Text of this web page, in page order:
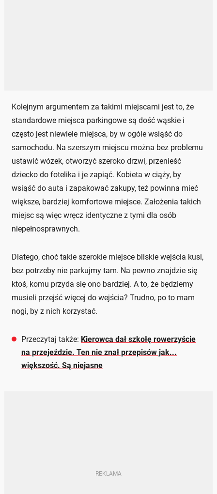
Kolejnym argumentem za takimi miejscami jest to, że
standardowe miejsca parkingowe są dość wąskie i
często jest niewiele miejsca, by w ogóle wsiąść do
samochodu. Na szerszym miejscu można bez problemu
ustawić wózek, otworzyć szeroko drzwi, przenieść
dziecko do fotelika i je zapiąć. Kobieta w ciąży, by
wsiąść do auta i zapakować zakupy, też powinna mieć
większe, bardziej komfortowe miejsce. Założenia takich
miejsc są więc wręcz identyczne z tymi dla osób
niepełnosprawnych.
Dlatego, choć takie szerokie miejsce bliskie wejścia kusi,
bez potrzeby nie parkujmy tam. Na pewno znajdzie się
ktoś, komu przyda się ono bardziej. A to, że będziemy
musieli przejść więcej do wejścia? Trudno, po to mam
nogi, by z nich korzystać.
Przeczytaj także: Kierowca dał szkołę rowerzyście
na przejeździe. Ten nie znał przepisów jak...
większość. Są niejasne